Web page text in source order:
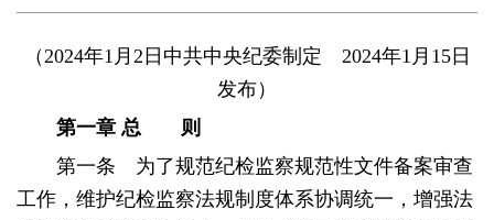
（2024年1月2日中共中央纪委制定 2024年1月15日
发布）
第一章 总 则
第一条 为了规范纪检监察规范性文件备案审查
工作，维护纪检监察法规制度体系协调统一，增强法